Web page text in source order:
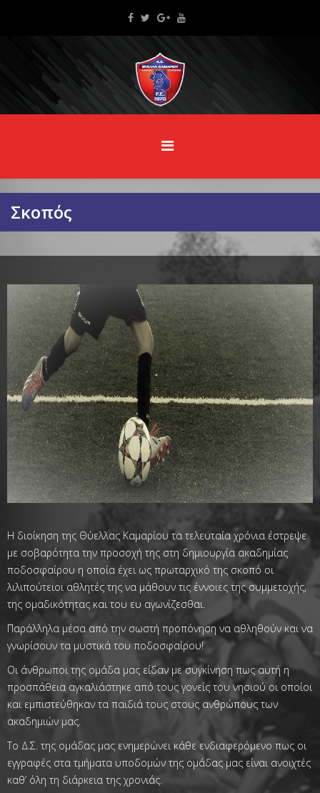
Σκοπός
Η διοίκηση της Θύελλας Καμαρίου τα τελευταία χρόνια έστρεψε
με σοβαρότητα την προσοχή της στη δημιουργία ακαδημίας
ποδοσφαίρου η οποία έχει ως πρωταρχικό της σκοπό οι
λιλιπούτειοι αθλητές της να μάθουν τις έννοιες της συμμετοχής,
της ομαδικότητας και του ευ αγωνίζεσθαι.
Παράλληλα μέσα από την σωστή προπόνηση να αθληθούν και να
γνωρίσουν τα μυστικά του ποδοσφαίρου!
Οι άνθρωποι της ομάδα μας είδαν με συγκίνηση πως αυτή η
προσπάθεια αγκαλιάστηκε από τους γονείς του νησιού οι οποίοι
και εμπιστεύθηκαν τα παιδιά τους στους ανθρώπους των
ακαδημιών μας.
Το Δ.Σ. της ομάδας μας ενημερώνει κάθε ενδιαφερόμενο πως οι
εγγραφές στα τμήματα υποδομών της ομάδας μας είναι ανοιχτές
καθ’ όλη τη διάρκεια της χρονιάς.